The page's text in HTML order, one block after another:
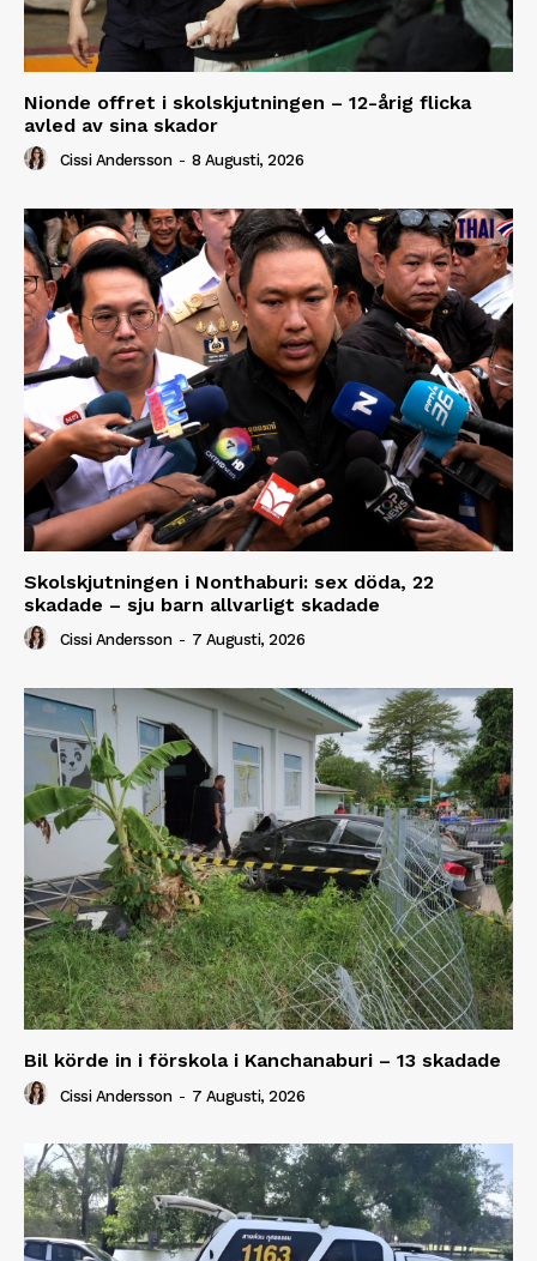
Nionde offret i skolskjutningen – 12-årig flicka
avled av sina skador
Cissi Andersson - 8 Augusti, 2026
Skolskjutningen i Nonthaburi: sex döda, 22
skadade – sju barn allvarligt skadade
Cissi Andersson - 7 Augusti, 2026
Bil körde in i förskola i Kanchanaburi – 13 skadade
Cissi Andersson - 7 Augusti, 2026